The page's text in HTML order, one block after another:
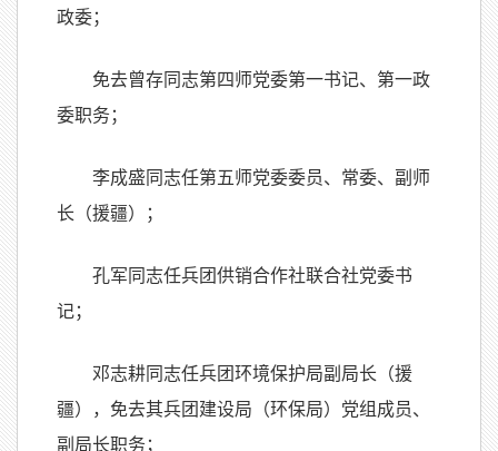
政委；
免去曾存同志第四师党委第一书记、第一政
委职务；
李成盛同志任第五师党委委员、常委、副师
长（援疆）；
孔军同志任兵团供销合作社联合社党委书
记；
邓志耕同志任兵团环境保护局副局长（援
疆），免去其兵团建设局（环保局）党组成员、
副局长职务；